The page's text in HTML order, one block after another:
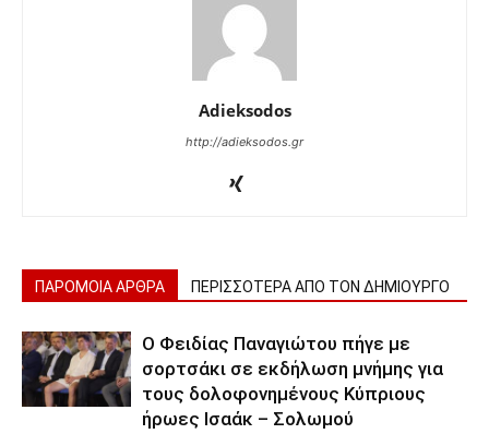
Adieksodos
http://adieksodos.gr
ΠΑΡΟΜΟΙΑ ΑΡΘΡΑ ΠΕΡΙΣΣΟΤΕΡΑ ΑΠΟ ΤΟΝ ΔΗΜΙΟΥΡΓΟ
Ο Φειδίας Παναγιώτου πήγε με
σορτσάκι σε εκδήλωση μνήμης για
τους δολοφονημένους Κύπριους
ήρωες Ισαάκ – Σολωμού